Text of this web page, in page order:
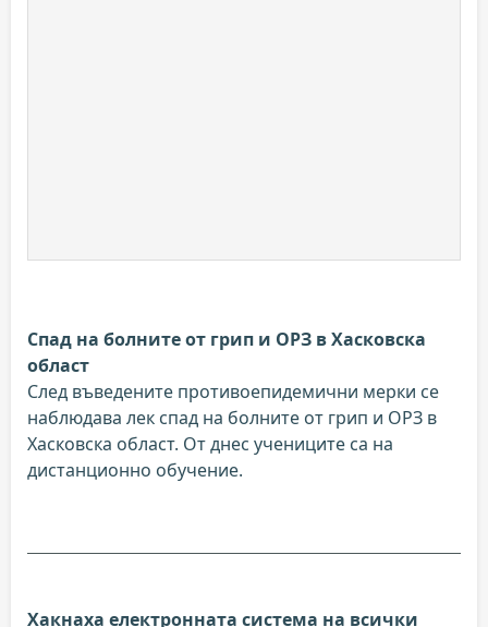
Спад на болните от грип и ОРЗ в Хасковска
област
След въведените противоепидемични мерки се
наблюдава лек спад на болните от грип и ОРЗ в
Хасковска област. От днес учениците са на
дистанционно обучение.
Хакнаха електронната система на всички